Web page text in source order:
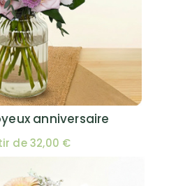
anniversaire
de 32,00 €